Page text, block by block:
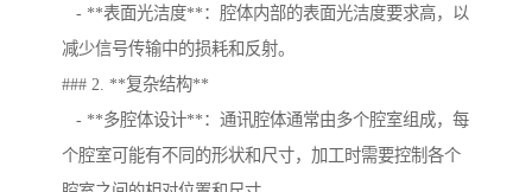
- **表面光洁度**：腔体内部的表面光洁度要求高，以
减少信号传输中的损耗和反射。
### 2. **复杂结构**
- **多腔体设计**：通讯腔体通常由多个腔室组成，每
个腔室可能有不同的形状和尺寸，加工时需要控制各个